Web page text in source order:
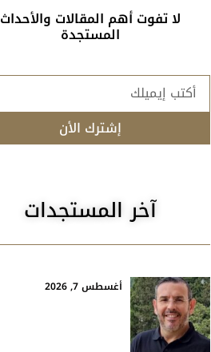
لا تفوت أهم المقالات والأحداث
المستجدة
إشترك الأن
آخر المستجدات
أغسطس 7, 2026